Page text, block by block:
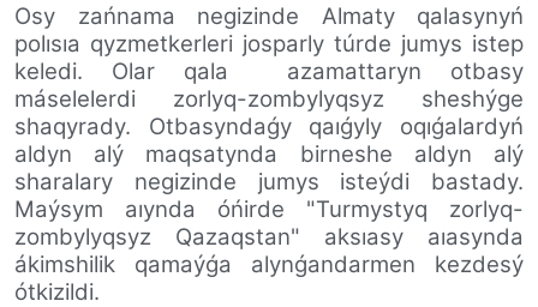
Osy zańnama negizinde Almaty qalasynyń
polısıa qyzmetkerleri josparly túrde jumys istep
keledi. Olar qala
azamattaryn otbasy
máselelerdi zorlyq-zombylyqsyz sheshýge
shaqyrady. Otbasyndaǵy qaıǵyly oqıǵalardyń
aldyn alý maqsatynda birneshe aldyn alý
sharalary negizinde jumys isteýdi bastady.
Maýsym aıynda óńirde "Turmystyq zorlyq-
zombylyqsyz Qazaqstan" aksıasy aıasynda
ákimshilik qamaýǵa alynǵandarmen kezdesý
ótkizildi.